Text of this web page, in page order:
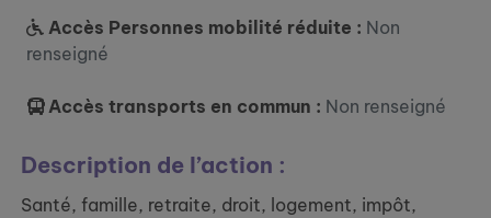
Accès Personnes mobilité réduite : Non
renseigné
Accès transports en commun : Non renseigné
Description de l’action :
Santé, famille, retraite, droit, logement, impôt,